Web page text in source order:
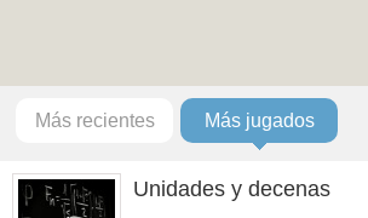
Más recientes Más jugados
Unidades y decenas